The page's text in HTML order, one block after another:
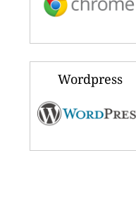
Wordpress